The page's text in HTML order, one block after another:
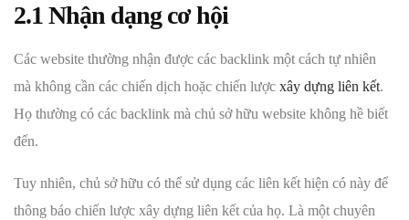
2.1 Nhận dạng cơ hội
Các website thường nhận được các backlink một cách tự nhiên
mà không cần các chiến dịch hoặc chiến lược xây dựng liên kết.
Họ thường có các backlink mà chủ sở hữu website không hề biết
đến.
Tuy nhiên, chủ sở hữu có thể sử dụng các liên kết hiện có này để
thông báo chiến lược xây dựng liên kết của họ. Là một chuyên